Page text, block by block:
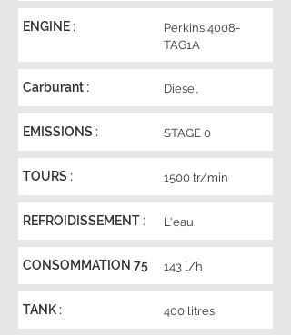
ENGINE :
Perkins 4008-
TAG1A
Carburant : Diesel
EMISSIONS : STAGE 0
TOURS : 1500 tr/min
REFROIDISSEMENT : L'eau
CONSOMMATION 75 143 l/h
TANK : 400 litres